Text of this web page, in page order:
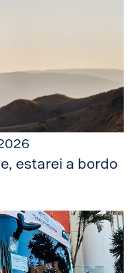
estarei a bordo